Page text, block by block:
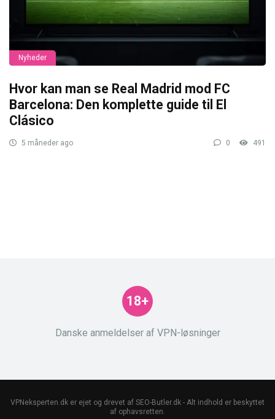
Nyheder
Hvor kan man se Real Madrid mod FC
Barcelona: Den komplette guide til El
Clásico
5 måneder ago 0 491
Danske anmeldelser af VPN-løsninger
18+
VPNeksperten.dk er ejet og drevet af SEO-Butler.dk - Alt indhold er beskyttet
af ophavsretten.